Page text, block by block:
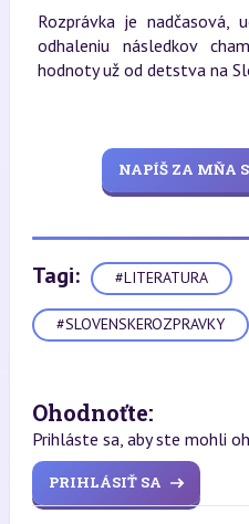
Rozprávka je nadčasová,
odhaleniu následkov
hodnoty už od detstva na
NAPÍŠ ZA MŇA
Tagi: #LITERATURA
#SLOVENSKEROZPRAVKY
Ohodnoťte:
Prihláste sa, aby ste mohli
PRIHLÁSIŤ SA